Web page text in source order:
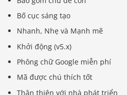
Bố cục sáng tạo
Nhanh, Nhẹ và Mạnh mẽ
Khởi động (v5.x)
Phông chữ Google miễn phí
Mã được chú thích tốt
Thân thiện với nhà phát triển